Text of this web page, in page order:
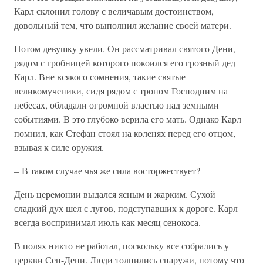
Карл склонил голову с величавым достоинством,
довольный тем, что выполнил желание своей матери.
Потом девушку увели. Он рассматривал святого Дени,
рядом с гробницей которого покоился его грозный дед
Карл. Вне всякого сомнения, такие святые
великомученики, сидя рядом с троном Господним на
небесах, обладали огромной властью над земными
событиями. В это глубоко верила его мать. Однако Карл
помнил, как Стефан стоял на коленях перед его отцом,
взывая к силе оружия.
– В таком случае чья же сила восторжествует?
День церемонии выдался ясным и жарким. Сухой
сладкий дух шел с лугов, подступавших к дороге. Карл
всегда воспринимал июль как месяц сенокоса.
В полях никто не работал, поскольку все собрались у
церкви Сен-Дени. Люди толпились снаружи, потому что